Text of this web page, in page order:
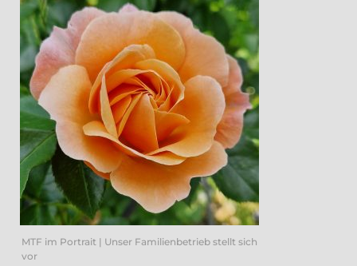
MTF im Portrait | Unser Familienbetrieb stellt sich
vor